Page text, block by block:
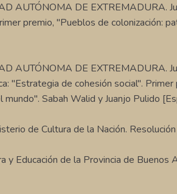
AUTÓNOMA DE EXTREMADURA.
premio, "Pueblos de colonización:
AUTÓNOMA DE EXTREMADURA.
"Estrategia de cohesión social".
Sabah Walid y Juanjo Pulido
de Cultura de la Nación.
Educación de la Provincia de